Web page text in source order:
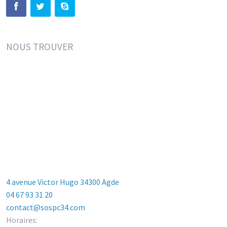
NOUS TROUVER
4 avenue Victor Hugo 34300 Agde
04 67 93 31 20
contact@sospc34.com
Horaires: